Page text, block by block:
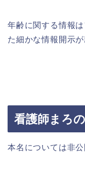
年齢に関する情報
た細かな情報開示
看護師まろ
本名については非